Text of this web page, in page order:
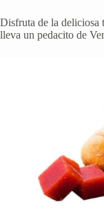
Disfruta de la deliciosa
lleva un pedacito de